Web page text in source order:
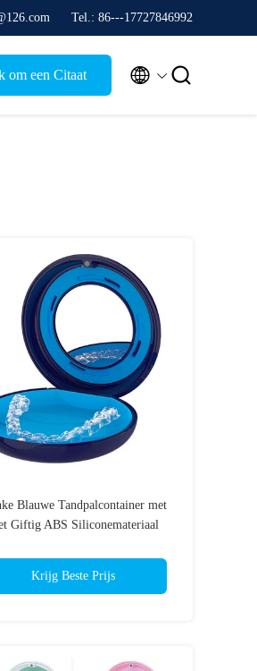
Tel.: 86---17727846992
om een Citaat  
Blauwe Tandpalcontainer met
Giftig ABS Siliconemateriaal
Krijg Beste Prijs